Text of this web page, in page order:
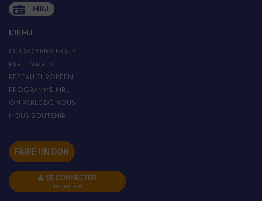
MRJ
L’IEMJ
QUI SOMMES-NOUS
PARTENAIRES
RÉSEAU EUROPÉEN
PROGRAMME MRJ
ON PARLE DE NOUS
NOUS SOUTENIR
FAIRE UN DON
SE CONNECTER
INSCRIPTION